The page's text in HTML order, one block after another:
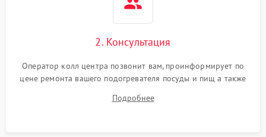
2. Консультация
Оператор колл центра позвонит вам, проинформирует по
цене ремонта вашего подогревателя посуды и пищ а также
Подробнее